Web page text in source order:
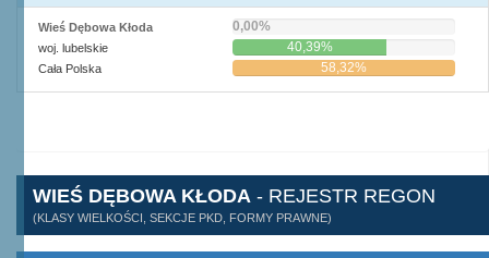
Wieś Dębowa Kłoda 0,00%
woj. lubelskie 40,39%
Cała Polska 58,32%
WIEŚ DĘBOWA KŁODA - REJESTR REGON
(KLASY WIELKOŚCI, SEKCJE PKD, FORMY PRAWNE)